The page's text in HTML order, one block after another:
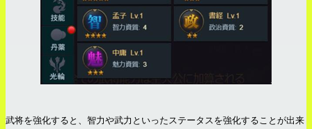
武将を強化すると、智力や武力といったステータスを強化することが出来